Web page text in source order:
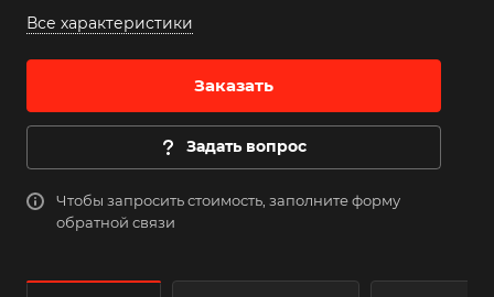
Все характеристики
Заказать
Задать вопрос
Чтобы запросить стоимость, заполните форму
обратной связи